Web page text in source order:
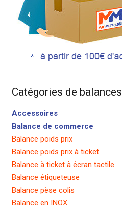
Catégories de balances
Accessoires
Balance de commerce
Balance poids prix
Balance poids prix à ticket
Balance à ticket à écran tactile
Balance étiqueteuse
Balance pèse colis
Balance en INOX